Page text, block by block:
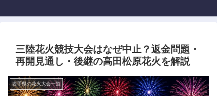
三陸花火競技大会はなぜ中止？返金問題・
再開見通し・後継の高田松原花火を解説
岩手県の花火大会一覧